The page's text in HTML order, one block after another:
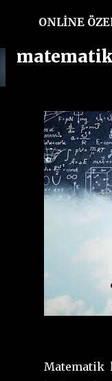
ONLİNE
UYGUN
ONLİNE
DERS
Matematik